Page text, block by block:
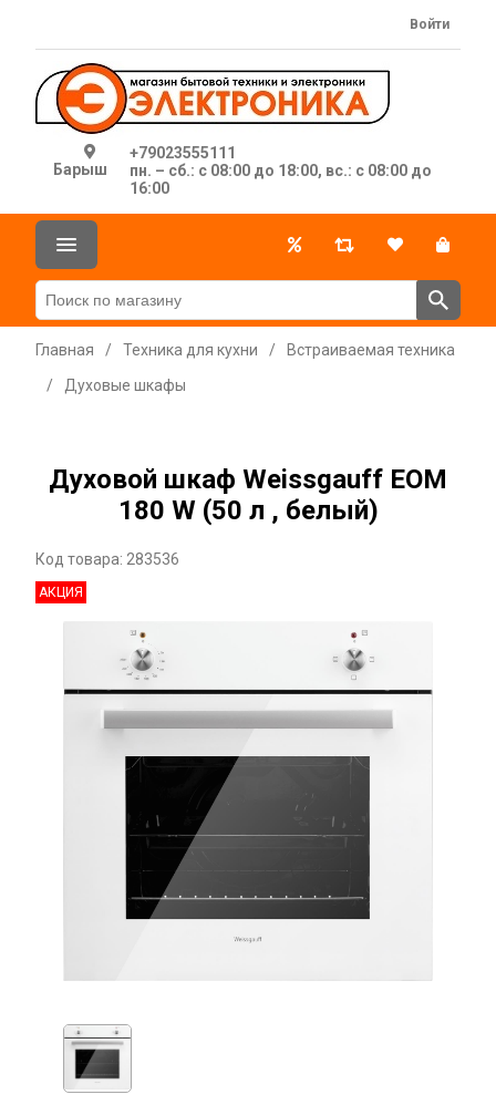
Барыш
+79023555111
пн. – сб.: с 08:00 до 18:00, вс.: с 08:00 до
16:00
Войти
Главная / Техника для кухни /
Встраиваемая техника
/
Духовые шкафы
Духовой шкаф Weissgauff EOM
180 W (50 л , белый)
Код товара: 283536
АКЦИЯ